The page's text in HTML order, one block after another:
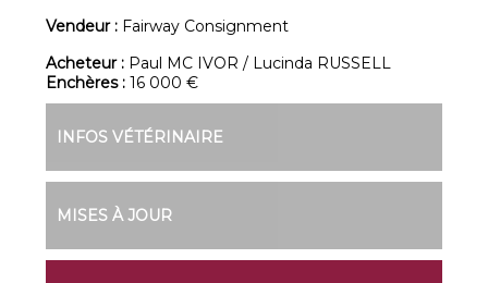
Vendeur : Fairway Consignment
Acheteur : Paul MC IVOR / Lucinda RUSSELL
Enchères :16 000 €
INFOS VÉTÉRINAIRE
MISES À JOUR